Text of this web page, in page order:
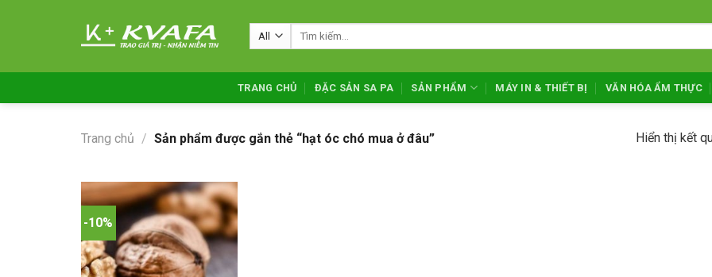
Tìm
TRANG CHỦ ĐẶC SẢN SA PA SẢN PHẨM MÁY IN & THIẾT BỊ VĂN HÓA ẨM THỰC
Trang chủ / Sản phẩm được gắn thẻ “hạt óc chó mua ở đâu” Hiển thị kết
-10%